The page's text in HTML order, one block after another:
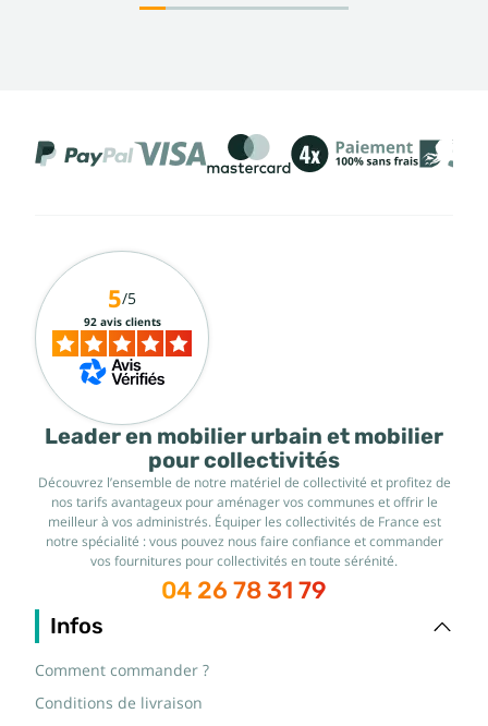
Leader en mobilier urbain et mobilier
pour collectivités
Découvrez l’ensemble de notre matériel de collectivité et profitez de
nos tarifs avantageux pour aménager vos communes et offrir le
meilleur à vos administrés. Équiper les collectivités de France est
notre spécialité : vous pouvez nous faire confiance et commander
vos fournitures pour collectivités en toute sérénité.
04 26 78 31 79
Infos
Comment commander ?
Conditions de livraison
5/5
92 avis clients